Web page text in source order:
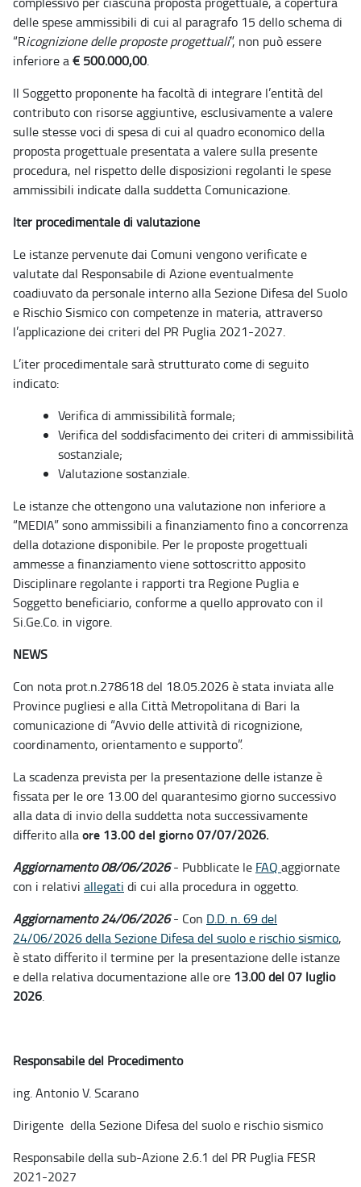
delle spese ammissibili di cui al paragrafo 15 dello schema di
“Ricognizione delle proposte progettuali”, non può essere
inferiore a€ 500.000,00.
Il Soggetto proponente ha facoltà di integrare l’entità del
contributo con risorse aggiuntive, esclusivamente a valere
sulle stesse voci di spesa di cui al quadro economico della
proposta progettuale presentata a valere sulla presente
procedura, nel rispetto delle disposizioni regolanti le spese
ammissibili indicate dalla suddetta Comunicazione.
Iter procedimentale di valutazione
Le istanze pervenute dai Comuni vengono verificate e
valutate dal Responsabile di Azione eventualmente
coadiuvato da personale interno alla Sezione Difesa del Suolo
e Rischio Sismico con competenze in materia, attraverso
l’applicazione dei criteri del PR Puglia 2021-2027.
L’iter procedimentale sarà strutturato come di seguito
indicato:
Verifica di ammissibilità formale;
Verifica del soddisfacimento dei criteri di ammissibilità
sostanziale;
Valutazione sostanziale.
Le istanze che ottengono una valutazione non inferiore a
“MEDIA” sono ammissibili a finanziamento fino a concorrenza
della dotazione disponibile. Per le proposte progettuali
ammesse a finanziamento viene sottoscritto apposito
Disciplinare regolante i rapporti tra Regione Puglia e
Soggetto beneficiario, conforme a quello approvato con il
Si.Ge.Co. in vigore.
NEWS
Con nota prot.n.278618 del 18.05.2026 è stata inviata alle
Province pugliesi e alla Città Metropolitana di Bari la
comunicazione di “Avvio delle attività di ricognizione,
coordinamento, orientamento e supporto”.
La scadenza prevista per la presentazione delle istanze è
fissata per le ore 13.00 del quarantesimo giorno successivo
alla data di invio della suddetta nota successivamente
differito allaore 13.00 del giorno07/07/2026.
Aggiornamento 08/06/2026- Pubblicate le FAQ aggiornate
con i relativi allegati di cui alla procedura in oggetto.
Aggiornamento 24/06/2026- Con D.D. n. 69 del
24/06/2026 della Sezione Difesa del suolo e rischio sismico,
è stato differito il termine per la presentazione delle istanze
e della relativa documentazione alle ore 13.00 del 07 luglio
2026.
Responsabile del Procedimento
ing. Antonio V. Scarano
Dirigente della Sezione Difesa del suolo e rischio sismico
Responsabile della sub-Azione 2.6.1 del PR Puglia FESR
2021-2027